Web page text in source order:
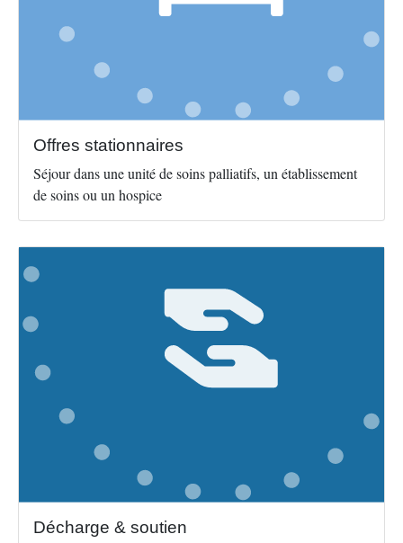
Offres stationnaires
Séjour dans une unité de soins palliatifs, un établissement
de soins ou un hospice
Décharge & soutien